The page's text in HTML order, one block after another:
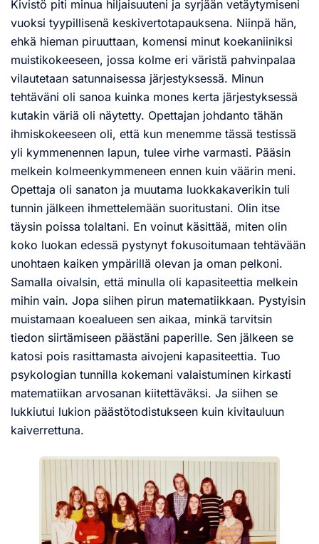
Kivistö piti minua hiljaisuuteni ja syrjään vetäytymiseni
vuoksi tyypillisenä keskivertotapauksena. Niinpä hän,
ehkä hieman piruuttaan, komensi minut koekaniiniksi
muistikokeeseen, jossa kolme eri väristä pahvinpalaa
vilautetaan satunnaisessa järjestyksessä. Minun
tehtäväni oli sanoa kuinka mones kerta järjestyksessä
kutakin väriä oli näytetty. Opettajan johdanto tähän
ihmiskokeeseen oli, että kun menemme tässä testissä
yli kymmenennen lapun, tulee virhe varmasti. Pääsin
melkein kolmeenkymmeneen ennen kuin väärin meni.
Opettaja oli sanaton ja muutama luokkakaverikin tuli
tunnin jälkeen ihmettelemään suoritustani. Olin itse
täysin poissa tolaltani. En voinut käsittää, miten olin
koko luokan edessä pystynyt fokusoitumaan tehtävään
unohtaen kaiken ympärillä olevan ja oman pelkoni.
Samalla oivalsin, että minulla oli kapasiteettia melkein
mihin vain. Jopa siihen pirun matematiikkaan. Pystyisin
muistamaan koealueen sen aikaa, minkä tarvitsin
tiedon siirtämiseen päästäni paperille. Sen jälkeen se
katosi pois rasittamasta aivojeni kapasiteettia. Tuo
psykologian tunnilla kokemani valaistuminen kirkasti
matematiikan arvosanan kiitettäväksi. Ja siihen se
lukkiutui lukion päästötodistukseen kuin kivitauluun
kaiverrettuna.